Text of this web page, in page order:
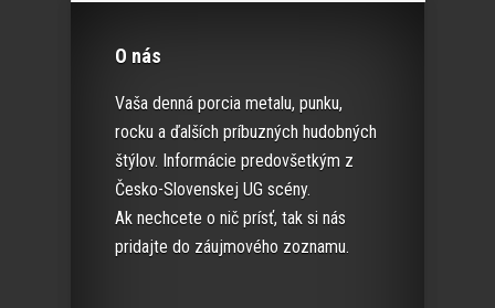
O nás
Vaša denná porcia metalu, punku,
rocku a ďalších príbuzných hudobných
štýlov. Informácie predovšetkým z
Česko-Slovenskej UG scény.
Ak nechcete o nič prísť, tak si nás
pridajte do záujmového zoznamu.